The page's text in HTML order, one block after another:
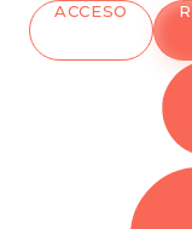
ACCESO